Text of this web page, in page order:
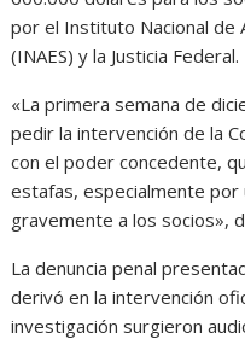
por el Instituto Nacional de
(INAES) y la Justicia Federal.
«La primera semana de
pedir la intervención de la
con el poder concedente,
estafas, especialmente por
gravemente a los socios»,
La denuncia penal
derivó en la intervención
investigación surgieron